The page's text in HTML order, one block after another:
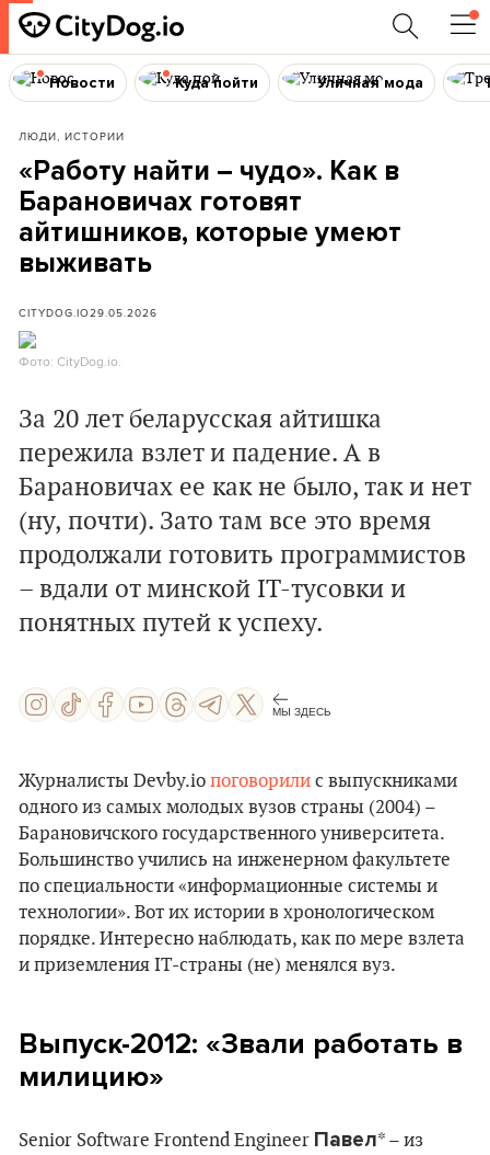
Новости Куда пойти Уличная мода
ЛЮДИ, ИСТОРИИ
«Работу найти – чудо». Как в
Барановичах готовят
айтишников, которые умеют
выживать
CITYDOG.IO29.05.2026
Фото: CityDog.io.
За 20 лет беларусская айтишка
пережила взлет и падение. А в
Барановичах ее как не было, так и нет
(ну, почти). Зато там все это время
продолжали готовить программистов
– вдали от минской IT-тусовки и
понятных путей к успеху.
МЫ ЗДЕСЬ
Журналисты Devby.io поговорили с выпускниками
одного из самых молодых вузов страны (2004) –
Барановичского государственного университета.
Большинство учились на инженерном факультете
по специальности «информационные системы и
технологии». Вот их истории в хронологическом
порядке. Интересно наблюдать, как по мере взлета
и приземления IT-страны (не) менялся вуз.
Выпуск-2012: «Звали работать в
милицию»
Senior Software Frontend Engineer Павел* – из